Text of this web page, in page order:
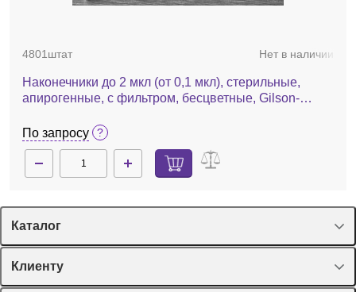
4801штат Нет в наличии
Наконечники до 2 мкл (от 0,1 мкл), стерильные,
апирогенные, с фильтром, бесцветные, Gilson-
По запросу
Каталог
Спецпредложения
Оборудование, приборы
Клиенту